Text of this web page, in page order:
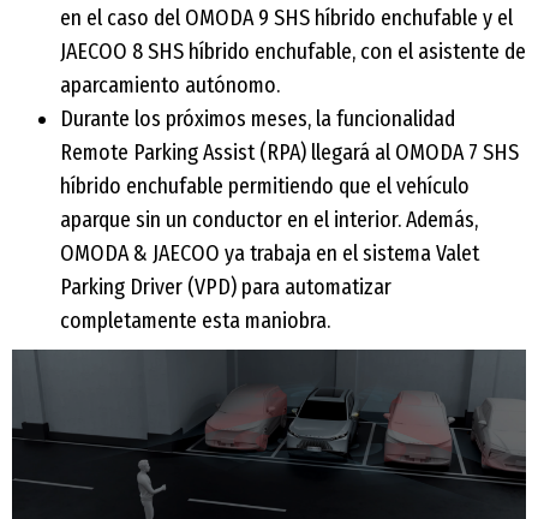
en el caso del OMODA 9 SHS híbrido enchufable y el
JAECOO 8 SHS híbrido enchufable, con el asistente de
aparcamiento autónomo.
Durante los próximos meses, la funcionalidad
Remote Parking Assist (RPA) llegará al OMODA 7 SHS
híbrido enchufable permitiendo que el vehículo
aparque sin un conductor en el interior. Además,
OMODA & JAECOO ya trabaja en el sistema Valet
Parking Driver (VPD) para automatizar
completamente esta maniobra.